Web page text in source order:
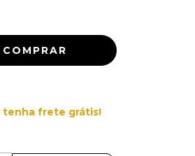
tenha frete grátis!